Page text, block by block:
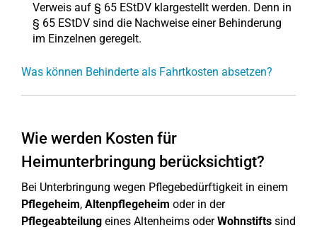
Verweis auf § 65 EStDV klargestellt werden. Denn in
§ 65 EStDV sind die Nachweise einer Behinderung
im Einzelnen geregelt.
Was können Behinderte als Fahrtkosten absetzen?
Wie werden Kosten für
Heimunterbringung berücksichtigt?
Bei Unterbringung wegen Pflegebedürftigkeit in einem
Pflegeheim, Altenpflegeheim oder in der
Pflegeabteilung eines Altenheims oderWohnstifts sind